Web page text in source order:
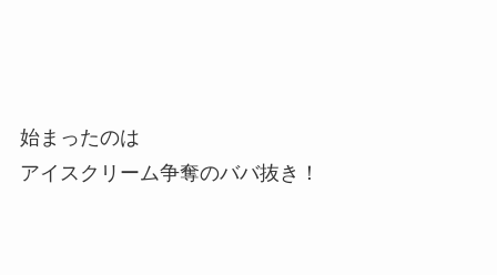
始まったのは
アイスクリーム争奪のババ抜き！